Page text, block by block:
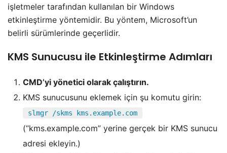
işletmeler tarafından kullanılan bir Windows
etkinleştirme yöntemidir. Bu yöntem, Microsoft’un
belirli sürümlerinde geçerlidir.
KMS Sunucusu ile Etkinleştirme Adımları
CMD’yi yönetici olarak çalıştırın.
KMS sunucusunu eklemek için şu komutu girin:
slmgr /skms kms.example.com
(“kms.example.com” yerine gerçek bir KMS sunucu
adresi ekleyin.)